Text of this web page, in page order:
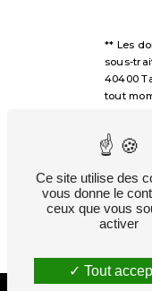
** Les
sous-
40400
tout
voie
avez le
Ce site utilise des
vous donne le
ceux que vous
activer
Tout